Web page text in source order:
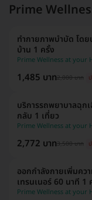
Prime
ทำกายภาพบำบัด โด
บ้าน 1 ครั้ง
Prime Wellness at your
1,485 บาท2,000 บาท
บริการรถพยาบาลฉุก
กลับ 1 เที่ยว
Prime Wellness at your
2,772 บาท3,500 บาท
ออกกำลังกายเพิ่มค
เทรนเนอร์ 60 นาที 1
Prime Wellness at your